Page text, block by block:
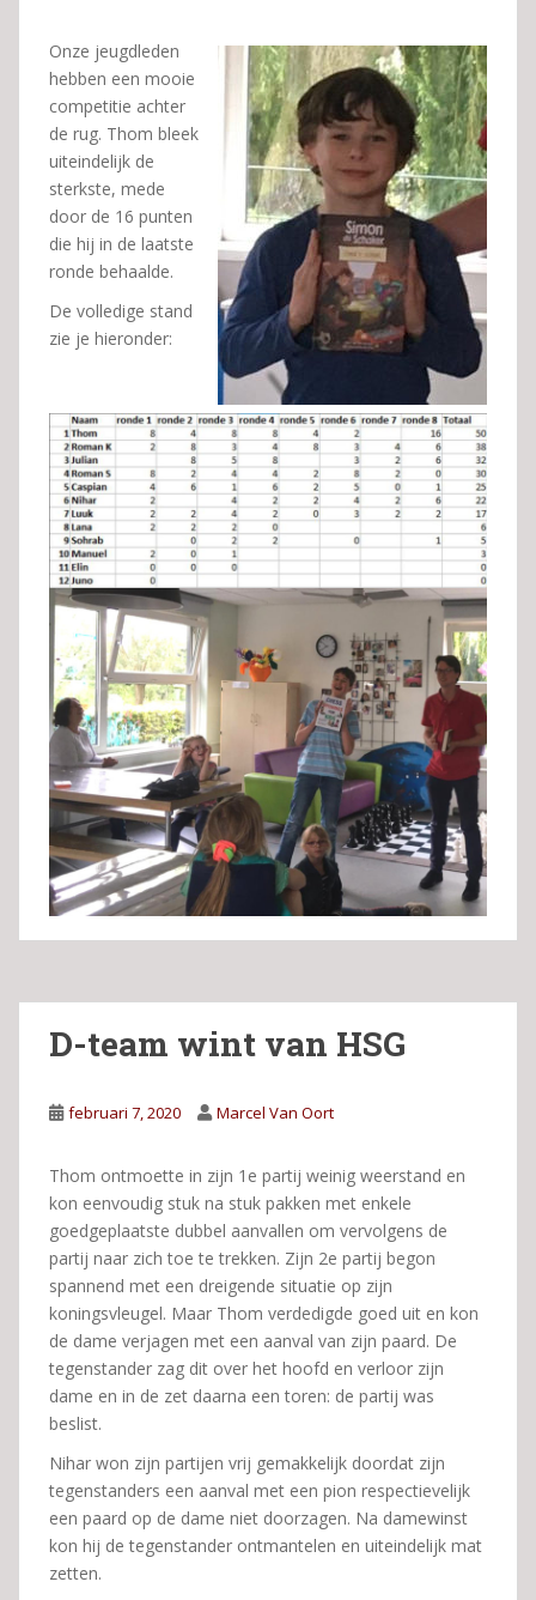
Onze jeugdleden
hebben een mooie
competitie achter
de rug. Thom bleek
uiteindelijk de
sterkste, mede
door de 16 punten
die hij in de laatste
ronde behaalde.
De volledige stand
zie je hieronder:
D-team wint van HSG
februari 7, 2020 Marcel Van Oort
Thom ontmoette in zijn 1e partij weinig weerstand en
kon eenvoudig stuk na stuk pakken met enkele
goedgeplaatste dubbel aanvallen om vervolgens de
partij naar zich toe te trekken. Zijn 2e partij begon
spannend met een dreigende situatie op zijn
koningsvleugel. Maar Thom verdedigde goed uit en kon
de dame verjagen met een aanval van zijn paard. De
tegenstander zag dit over het hoofd en verloor zijn
dame en in de zet daarna een toren: de partij was
beslist.
Nihar won zijn partijen vrij gemakkelijk doordat zijn
tegenstanders een aanval met een pion respectievelijk
een paard op de dame niet doorzagen. Na damewinst
kon hij de tegenstander ontmantelen en uiteindelijk mat
zetten.